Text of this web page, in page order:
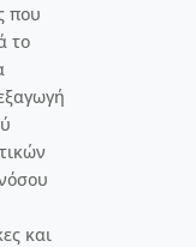
που
το
και